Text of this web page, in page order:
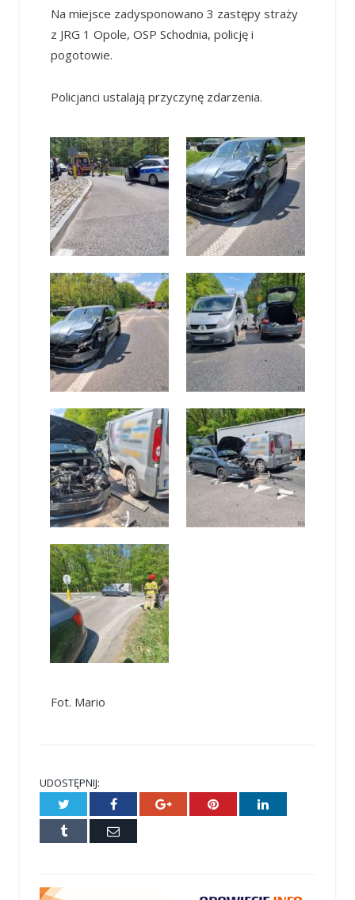
Na miejsce zadysponowano 3 zastępy straży
z JRG 1 Opole, OSP Schodnia, policję i
pogotowie.
Policjanci ustalają przyczynę zdarzenia.
Fot. Mario
UDOSTĘPNIJ:
Twitter Facebook Google+ Pinterest LinkedIn
Tumblr
E-